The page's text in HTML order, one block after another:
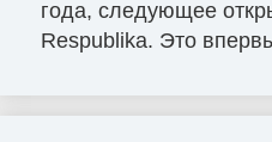
года, следующее
Respublika. Это